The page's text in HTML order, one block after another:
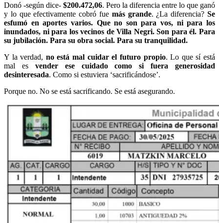
Donó -según dice- $200.472,06. Pero la diferencia entre lo que ganó
y lo que efectivamente cobró fue más grande. ¿La diferencia?Se
esfumó en aportes varios. Que no son para vos, ni para los
inundados, ni para los vecinos de Villa Negri. Son para él. Para
su jubilación. Para su obra social. Para su tranquilidad.
Y la verdad, no está mal cuidar el futuro propio. Lo que sí está
mal es vender ese cuidado como si fuera generosidad
desinteresada. Como si estuviera ‘sacrificándose’.
Porque no. No se está sacrificando. Se está asegurando.